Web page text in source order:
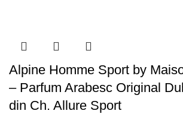
Alpine Homme Sport by
– Parfum Arabesc Original
din Ch. Allure Sport